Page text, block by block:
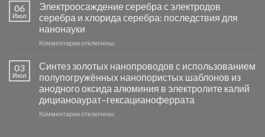
группы
фотокаталитической
активности
Хлорида
Серебра-
в
видимом
свете
с
помощью
модификации
06
Июл
Электроосаждение серебра с электродов
серебра и хлорида серебра: последствия для
нанонауки
Комментариик
серебра
с
электродов
серебра
и
отключены
03
Июл
Синтез золотых нанопроводов с использованием
полупогружённых нанопористых шаблонов из
анодного оксида алюминия в электролите калий
дицианоаурат–гексацианоферрата
Комментариикотключены